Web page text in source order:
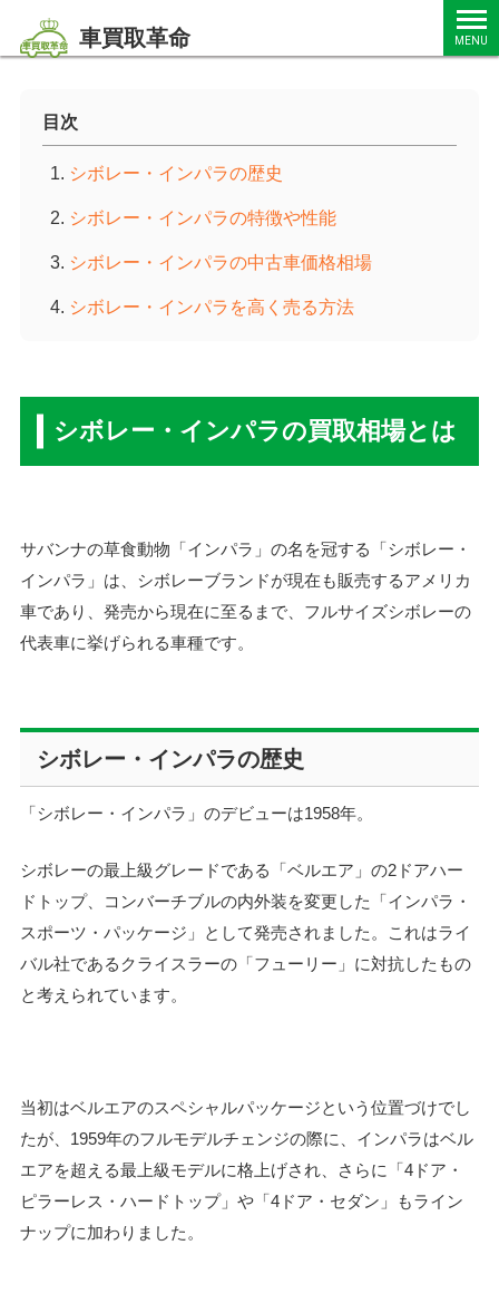
車買取革命 MENU
目次
シボレー・インパラの歴史
シボレー・インパラの特徴や性能
シボレー・インパラの中古車価格相場
シボレー・インパラを高く売る方法
シボレー・インパラの買取相場とは
サバンナの草食動物「インパラ」の名を冠する「シボレー・
インパラ」は、シボレーブランドが現在も販売するアメリカ
車であり、発売から現在に至るまで、フルサイズシボレーの
代表車に挙げられる車種です。
シボレー・インパラの歴史
「シボレー・インパラ」のデビューは1958年。
シボレーの最上級グレードである「ベルエア」の2ドアハー
ドトップ、コンバーチブルの内外装を変更した「インパラ・
スポーツ・パッケージ」として発売されました。これはライ
バル社であるクライスラーの「フューリー」に対抗したもの
と考えられています。
当初はベルエアのスペシャルパッケージという位置づけでし
たが、1959年のフルモデルチェンジの際に、インパラはベル
エアを超える最上級モデルに格上げされ、さらに「4ドア・
ピラーレス・ハードトップ」や「4ドア・セダン」もライン
ナップに加わりました。